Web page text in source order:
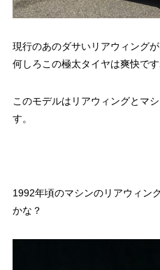
現行のあのダサいリアウィング
何しろこの極太タイヤは爽快です
このモデルはリアウィングとマ
す。
1992年頃のマシンのリアウィン
かな？